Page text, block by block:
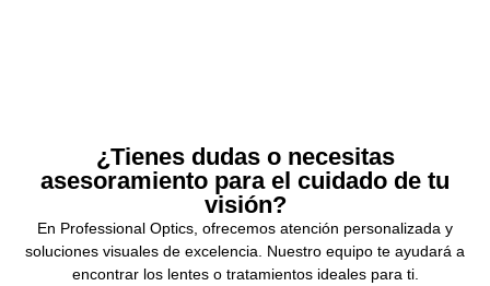
¿Tienes dudas o necesitas
asesoramiento para el cuidado de tu
visión?
En Professional Optics, ofrecemos atención personalizada y
soluciones visuales de excelencia. Nuestro equipo te ayudará a
encontrar los lentes o tratamientos ideales para ti.